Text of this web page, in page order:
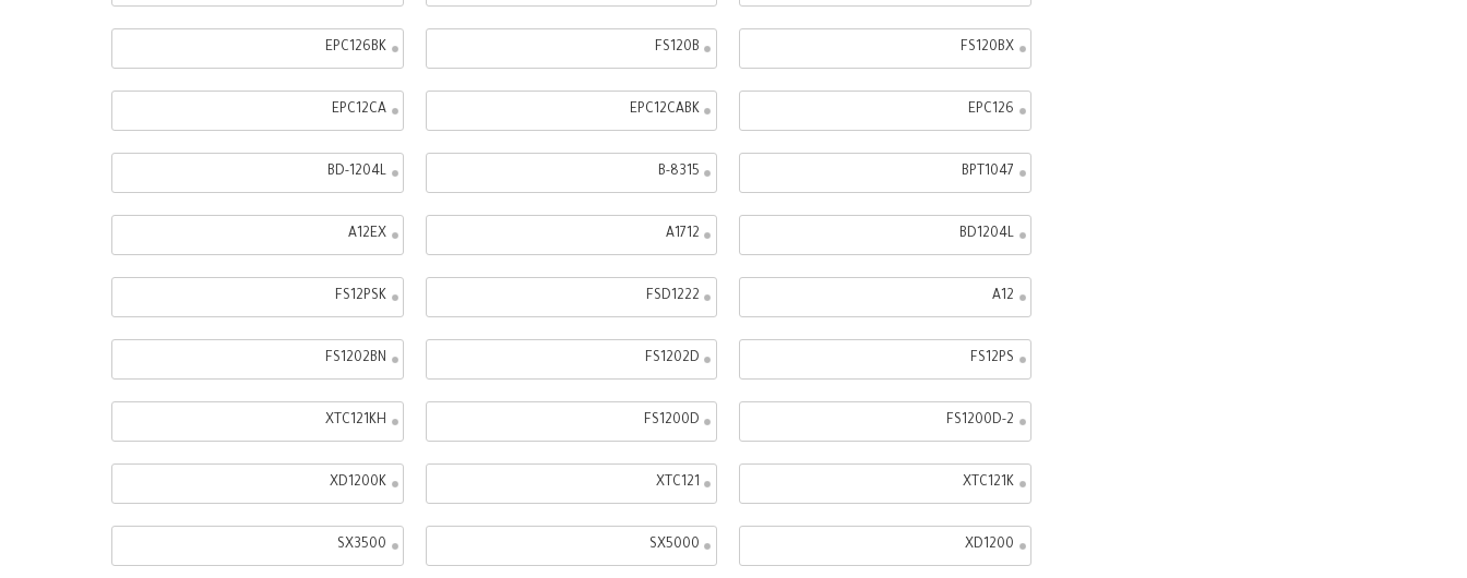
FS120BX
FS120B
EPC126BK
EPC126
EPC12CABK
EPC12CA
BPT1047
B-8315
BD-1204L
BD1204L
A1712
A12EX
A12
FSD1222
FS12PSK
FS12PS
FS1202D
FS1202BN
FS1200D-2
FS1200D
XTC121KH
XTC121K
XTC121
XD1200K
XD1200
SX5000
SX3500